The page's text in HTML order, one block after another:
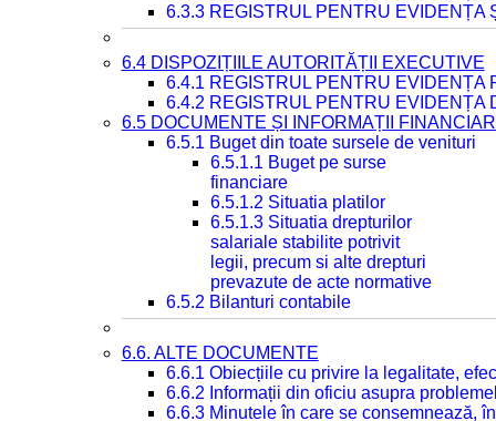
6.3.3 REGISTRUL PENTRU EVIDENȚA
6.4 DISPOZIȚIILE AUTORITĂȚII EXECUTIVE
6.4.1 REGISTRUL PENTRU EVIDENȚA
6.4.2 REGISTRUL PENTRU EVIDENȚA
6.5 DOCUMENTE ȘI INFORMAȚII
6.5.1 Buget din toate sursele de venituri
6.5.1.1 Buget pe surse
financiare
6.5.1.2 Situatia platilor
6.5.1.3 Situatia drepturilor
salariale stabilite potrivit
legii, precum si alte drepturi
prevazute de acte normative
6.5.2 Bilanturi contabile
6.6. ALTE DOCUMENTE
6.6.1 Obiecțiile cu privire la legalitate,
6.6.2 Informații din oficiu asupra
6.6.3 Minutele în care se consemnează,